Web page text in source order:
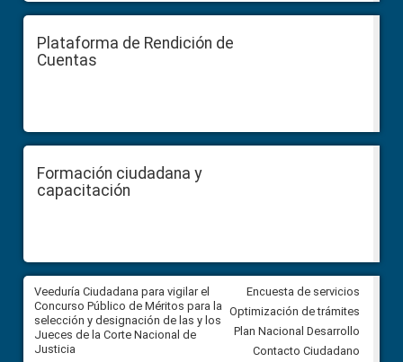
Plataforma de Rendición de
Cuentas
Formación ciudadana y
capacitación
Veeduría Ciudadana para vigilar el
Concurso Público de Méritos para la
selección y designación de las y los
Jueces de la Corte Nacional de
Justicia
Veeduría para realizar el
seguimiento de la gestión
Autónomo Descentralizado
parroquial rural de Calacalí
Encuesta de servicios
Optimización de trámites
Plan Nacional Desarrollo
Contacto Ciudadano